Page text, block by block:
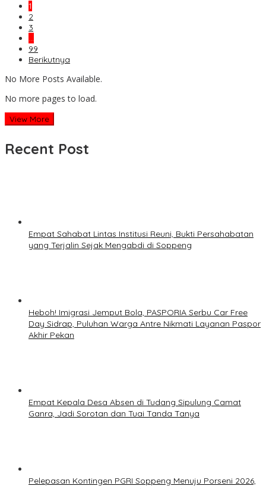
1
2
3
…
99
Berikutnya
No More Posts Available.
No more pages to load.
View More
Recent Post
Empat Sahabat Lintas Institusi Reuni, Bukti Persahabatan
yang Terjalin Sejak Mengabdi di Soppeng
Heboh! Imigrasi Jemput Bola, PASPORIA Serbu Car Free
Day Sidrap, Puluhan Warga Antre Nikmati Layanan Paspor
Akhir Pekan
Empat Kepala Desa Absen di Tudang Sipulung Camat
Ganra, Jadi Sorotan dan Tuai Tanda Tanya
Pelepasan Kontingen PGRI Soppeng Menuju Porseni 2026,